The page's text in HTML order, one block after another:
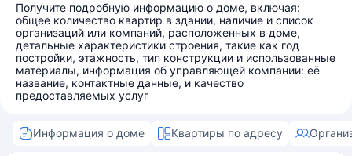
Получите подробную информацию о доме, включая:
общее количество квартир в здании, наличие и список
организаций или компаний, расположенных в доме,
детальные характеристики строения, такие как год
постройки, этажность, тип конструкции и использованные
материалы, информация об управляющей компании: её
название, контактные данные, и качество
предоставляемых услуг
Информация о доме Квартиры по адресу